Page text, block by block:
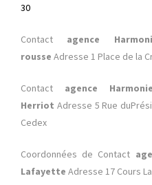
30
Contact agence
rousse Adresse 1 Place de la
Contact agence
Herriot Adresse 5 Rue
Cedex
Coordonnées de Contact
Lafayette Adresse 17 Cours